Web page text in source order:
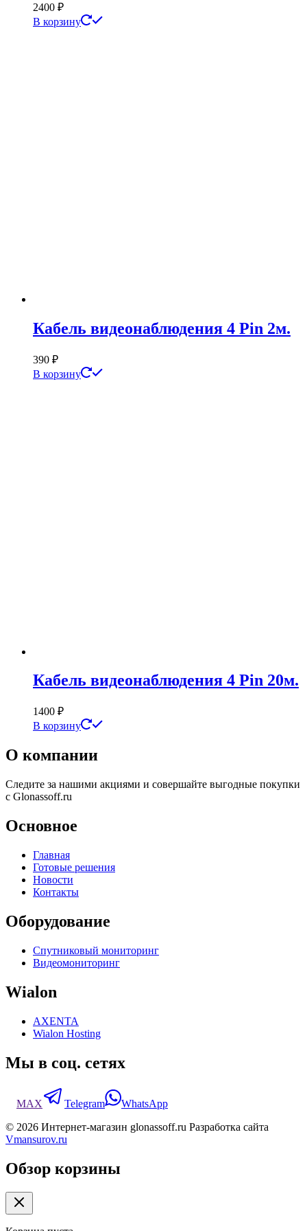
2400 ₽
В корзину
Кабель видеонаблюдения 4 Pin 2м.
390 ₽
В корзину
Кабель видеонаблюдения 4 Pin 20м.
1400 ₽
В корзину
О компании
Следите за нашими акциями и совершайте выгодные покупки
с Glonassoff.ru
Основное
Главная
Готовые решения
Новости
Контакты
Оборудование
Спутниковый мониторинг
Видеомониторинг
Wialon
AXENTA
Wialon Hosting
Мы в соц. сетях
MAX Telegram
WhatsApp
© 2026 Интернет-магазин glonassoff.ru Разработка сайта
Vmansurov.ru
Обзор корзины